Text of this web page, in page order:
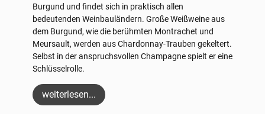
Burgund und findet sich in praktisch allen
bedeutenden Weinbauländern. Große Weißweine aus
dem Burgund, wie die berühmten Montrachet und
Meursault, werden aus Chardonnay-Trauben gekeltert.
Selbst in der anspruchsvollen Champagne spielt er eine
Schlüsselrolle.
weiterlesen...